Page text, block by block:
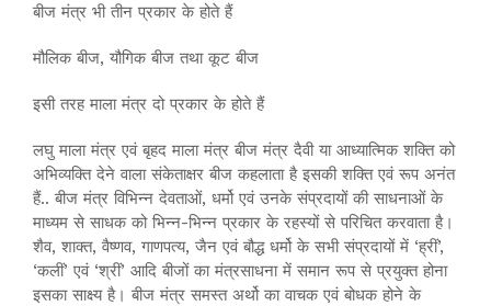
बीज मंत्र भी तीन प्रकार के होते हैं
मौलिक बीज, यौगिक बीज तथा कूट बीज
इसी तरह माला मंत्र दो प्रकार के होते हैं
लघु माला मंत्र एवं बृहद माला मंत्र बीज मंत्र दैवी या आध्यात्मिक शक्ति को
अभिव्यक्ति देने वाला संकेताक्षर बीज कहलाता है इसकी शक्ति एवं रूप अनंत
हैं.. बीज मंत्र विभिन्न देवताओं, धर्मो एवं उनके संप्रदायों की साधनाओं के
माध्यम से साधक को भिन्न-भिन्न प्रकार के रहस्यों से परिचित करवाता है।
शैव, शाक्त, वैष्णव, गाणपत्य, जैन एवं बौद्ध धर्मो के सभी संप्रदायों में ‘ह्रीं’,
‘कलीं’ एवं ‘श्रीं’ आदि बीजों का मंत्रसाधना में समान रूप से प्रयुक्त होना
इसका साक्ष्य है। बीज मंत्र समस्त अर्थो का वाचक एवं बोधक होने के